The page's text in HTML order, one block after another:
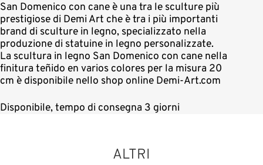
San Domenico con cane è una tra le sculture più
prestigiose di Demi Art che è tra i più importanti
brand di sculture in legno, specializzato nella
produzione di statuine in legno personalizzate.
La scultura in legno San Domenico con cane nella
finitura teñido en varios colores per la misura 20
cm è disponibile nello shop online Demi-Art.com
Disponibile, tempo di consegna 3 giorni
ALTRI